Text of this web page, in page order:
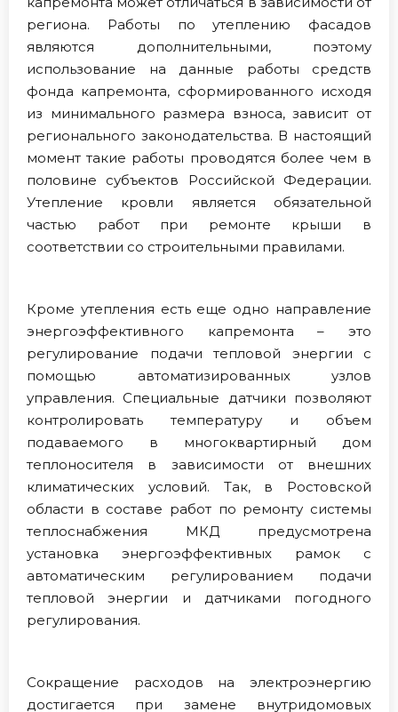
региона. Работы по утеплению фасадов
являются дополнительными, поэтому
использование на данные работы средств
фонда капремонта, сформированного исходя
из минимального размера взноса, зависит от
регионального законодательства. В настоящий
момент такие работы проводятся более чем в
половине субъектов Российской Федерации.
Утепление кровли является обязательной
частью работ при ремонте крыши в
соответствии со строительными правилами.
Кроме утепления есть еще одно направление
энергоэффективного капремонта – это
регулирование подачи тепловой энергии с
помощью автоматизированных узлов
управления. Специальные датчики позволяют
контролировать температуру и объем
подаваемого в многоквартирный дом
теплоносителя в зависимости от внешних
климатических условий. Так, в Ростовской
области в составе работ по ремонту системы
теплоснабжения МКД предусмотрена
установка энергоэффективных рамок с
автоматическим регулированием подачи
тепловой энергии и датчиками погодного
регулирования.
Сокращение расходов на электроэнергию
достигается при замене внутридомовых